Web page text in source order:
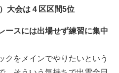
大会は４区区間5位
スには出場せず練習に集中
クをメインでやりたいという